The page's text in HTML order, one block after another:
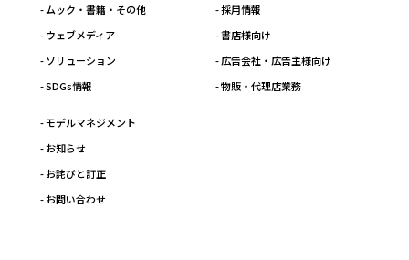
- ムック・書籍・その他
- ウェブメディア
- ソリューション
- SDGs情報
- 採用情報
- 書店様向け
- 広告会社・広告主様向け
- 物販・代理店業務
- モデルマネジメント
- お知らせ
- お詫びと訂正
- お問い合わせ